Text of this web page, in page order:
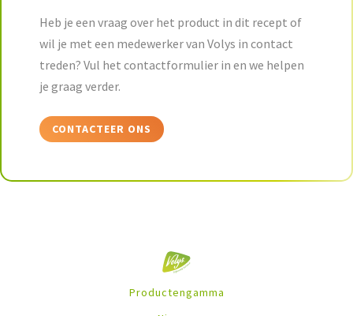
Heb je een vraag over het product in dit recept of
wil je met een medewerker van Volys in contact
treden? Vul het contactformulier in en we helpen
je graag verder.
CONTACTEER ONS
Productengamma